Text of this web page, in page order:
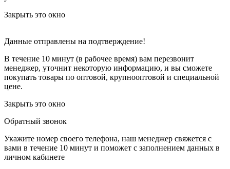
Закрыть это окно
Данные отправлены на подтверждение!
В течение 10 минут (в рабочее время) вам перезвонит
менеджер, уточнит некоторую информацию, и вы сможете
покупать товары по оптовой, крупнооптовой и специальной
цене.
Закрыть это окно
Обратный звонок
Укажите номер своего телефона, наш менеджер свяжется с
вами в течение 10 минут и поможет с заполнением данных в
личном кабинете